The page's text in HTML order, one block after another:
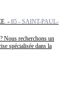
- 85 - SAINT-PAUL-
Nous recherchons un
spécialisée dans la